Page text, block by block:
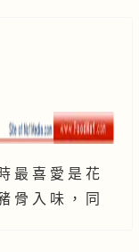
最 喜 愛 是 花
骨 入 味 ， 同